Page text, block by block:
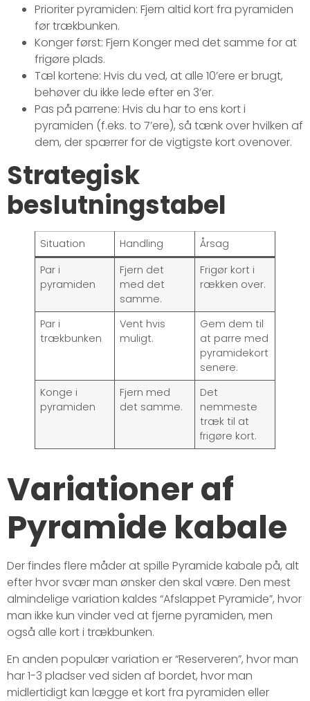
Prioriter pyramiden: Fjern altid kort fra pyramiden
før trækbunken.
Konger først: Fjern Konger med det samme for at
frigøre plads.
Tæl kortene: Hvis du ved, at alle 10’ere er brugt,
behøver du ikke lede efter en 3’er.
Pas på parrene: Hvis du har to ens kort i
pyramiden (f.eks. to 7’ere), så tænk over hvilken af
dem, der spærrer for de vigtigste kort ovenover.
Strategisk
beslutningstabel
Situation Handling
Årsag
Par i
pyramiden
Fjern det
med det
samme.
Frigør kort i
rækken over.
Par i
trækbunken
Vent hvis
muligt.
Gem dem til
at parre med
pyramidekort
senere.
Konge i
pyramiden
Fjern med
det samme.
Det
nemmeste
træk til at
frigøre kort.
Variationer af
Pyramide kabale
Der findes flere måder at spille Pyramide kabale på, alt
efter hvor svær man ønsker den skal være. Den mest
almindelige variation kaldes “Afslappet Pyramide”, hvor
man ikke kun vinder ved at fjerne pyramiden, men
også alle kort i trækbunken.
En anden populær variation er “Reserveren”, hvor man
har 1-3 pladser ved siden af bordet, hvor man
midlertidigt kan lægge et kort fra pyramiden eller